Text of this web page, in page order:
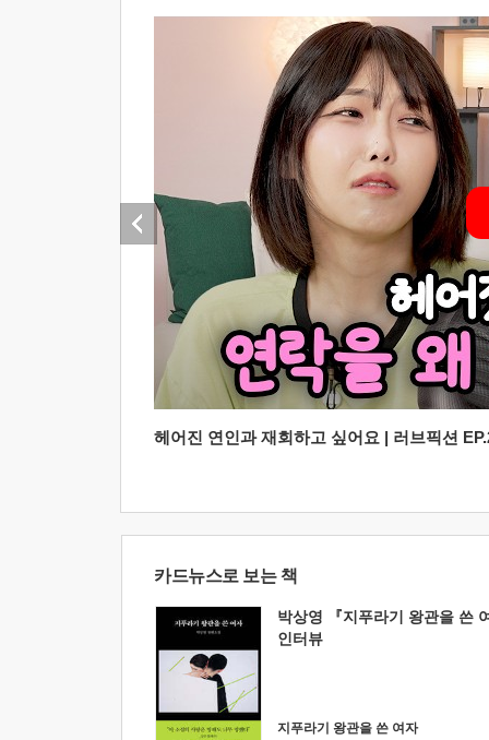
헤어진 연인과 재회하고 싶어요 | 러브픽션
카드뉴스로 보는 책
박상영 『지푸라기 왕관을 쓴
인터뷰
지푸라기 왕관을 쓴 여자